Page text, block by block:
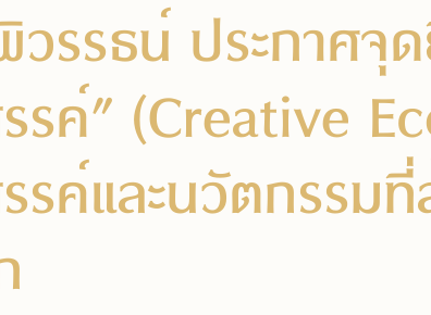
รรธน์ ประกาศจุ
รรค์” (Creative
รค์และนวัตกรรม